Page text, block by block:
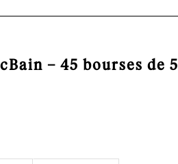
– 45 bourses de